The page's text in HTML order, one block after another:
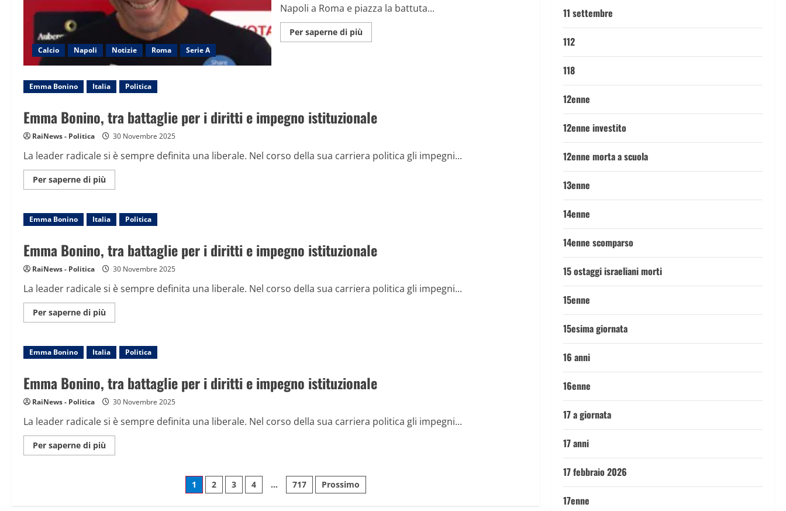
Calcio Napoli Notizie Roma Serie A
Napoli a Roma e piazza la battuta...
Per saperne di piùMaggiori
informazioni
di
De
presidente
si
Emma Bonino Italia Politica
Emma Bonino, tra battaglie per i diritti e impegno istituzionale
RaiNews - Politica 30 Novembre 2025
La leader radicale si è sempre definita una liberale. Nel corso della sua carriera politica gli impegni...
Per saperne di più
informazioni
Bonino,
tra
battaglie
diritti
impegno
Emma Bonino Italia Politica
Emma Bonino, tra battaglie per i diritti e impegno istituzionale
RaiNews - Politica 30 Novembre 2025
La leader radicale si è sempre definita una liberale. Nel corso della sua carriera politica gli impegni...
Per saperne di più
informazioni
Bonino,
tra
battaglie
diritti
impegno
Emma Bonino Italia Politica
Emma Bonino, tra battaglie per i diritti e impegno istituzionale
RaiNews - Politica 30 Novembre 2025
La leader radicale si è sempre definita una liberale. Nel corso della sua carriera politica gli impegni...
Per saperne di più
informazioni
Paginazione
1 2 3 4 … 717 Prossimo
11 settembre
112
118
12enne
12enne investito
12enne morta a scuola
13enne
14enne
14enne scomparso
15 ostaggi israeliani morti
15enne
15esima giornata
16 anni
16enne
17 a giornata
17 anni
17 febbraio 2026
17enne